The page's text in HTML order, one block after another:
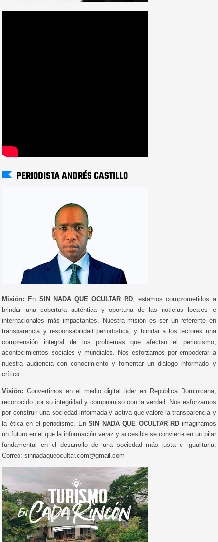
PERIODISTA ANDRÉS CASTILLO
Misión: En SIN NADA QUE OCULTAR RD, estamos comprometidos a
brindar una cobertura auténtica y oportuna de las noticias locales e
internacionales más impactantes. Nuestra misión es ser un referente en
transparencia y responsabilidad periodística, y brindar a los lectores una
comprensión integral de los problemas que afectan el periodismo,
acontecimientos sociales y mundiales. Nos esforzamos por empoderar a
nuestra audiencia con conocimiento y fomentar un diálogo informado y
crítico.
Visión: Convertirnos en el medio digital líder en República Dominicana,
reconocido por su integridad y compromiso con la verdad. Nos esforzamos
por construir una sociedad informada y activa que valore la transparencia y
la ética en el periodismo. EnSIN NADA QUE OCULTAR RD imaginamos
un futuro en el que la información veraz y accesible se convierte en un pilar
fundamental en el desarrollo de una sociedad más justa e igualitaria.
Correo: sinnadaqueocultar.com@gmail.com